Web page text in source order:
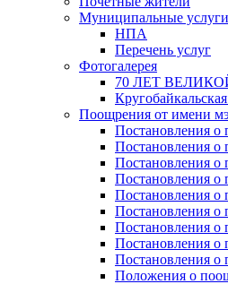
Муниципальные услуги
НПА
Перечень услуг
Фотогалерея
70 ЛЕТ
Поощрения от имени
Постановления о
Постановления о
Постановления о
Постановления о
Постановления о
Постановления о
Постановления о
Постановления о
Постановления о
Положения о